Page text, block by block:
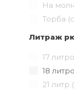
На
Торба
Литраж
17
18
21 литр (